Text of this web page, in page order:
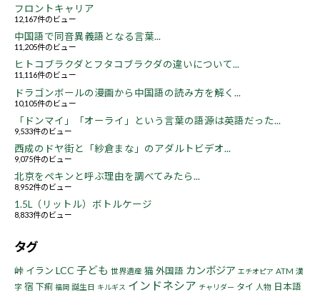
フロントキャリア
12,167件のビュー
中国語で同音異義語となる言葉...
11,205件のビュー
ヒトコブラクダとフタコブラクダの違いについて...
11,116件のビュー
ドラゴンボールの漫画から中国語の読み方を解く...
10,105件のビュー
「ドンマイ」「オーライ」という言葉の語源は英語だった...
9,533件のビュー
西成のドヤ街と「紗倉まな」のアダルトビデオ...
9,075件のビュー
北京をペキンと呼ぶ理由を調べてみたら...
8,952件のビュー
1.5L（リットル）ボトルケージ
8,833件のビュー
タグ
峠 イラン LCC 子ども 世界遺産 猫 外国語 カンボジア エチオピア ATM 漢
字 宿 下痢 福岡 誕生日 キルギス インドネシア チャリダー タイ 人物 日本語